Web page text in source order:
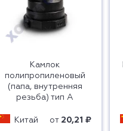
Камлок
полипропиленовый
(папа, внутренняя
резьба) тип A
Китай от 20,21 ₽